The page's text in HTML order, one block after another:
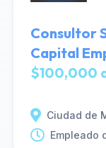
Consultor
Capital
$100,000
Ciudad de
Empleado